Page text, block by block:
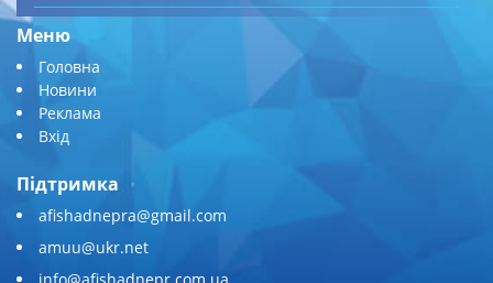
Меню
Головна
Новини
Реклама
Вхід
Підтримка
afishadnepra@gmail.com
amuu@ukr.net